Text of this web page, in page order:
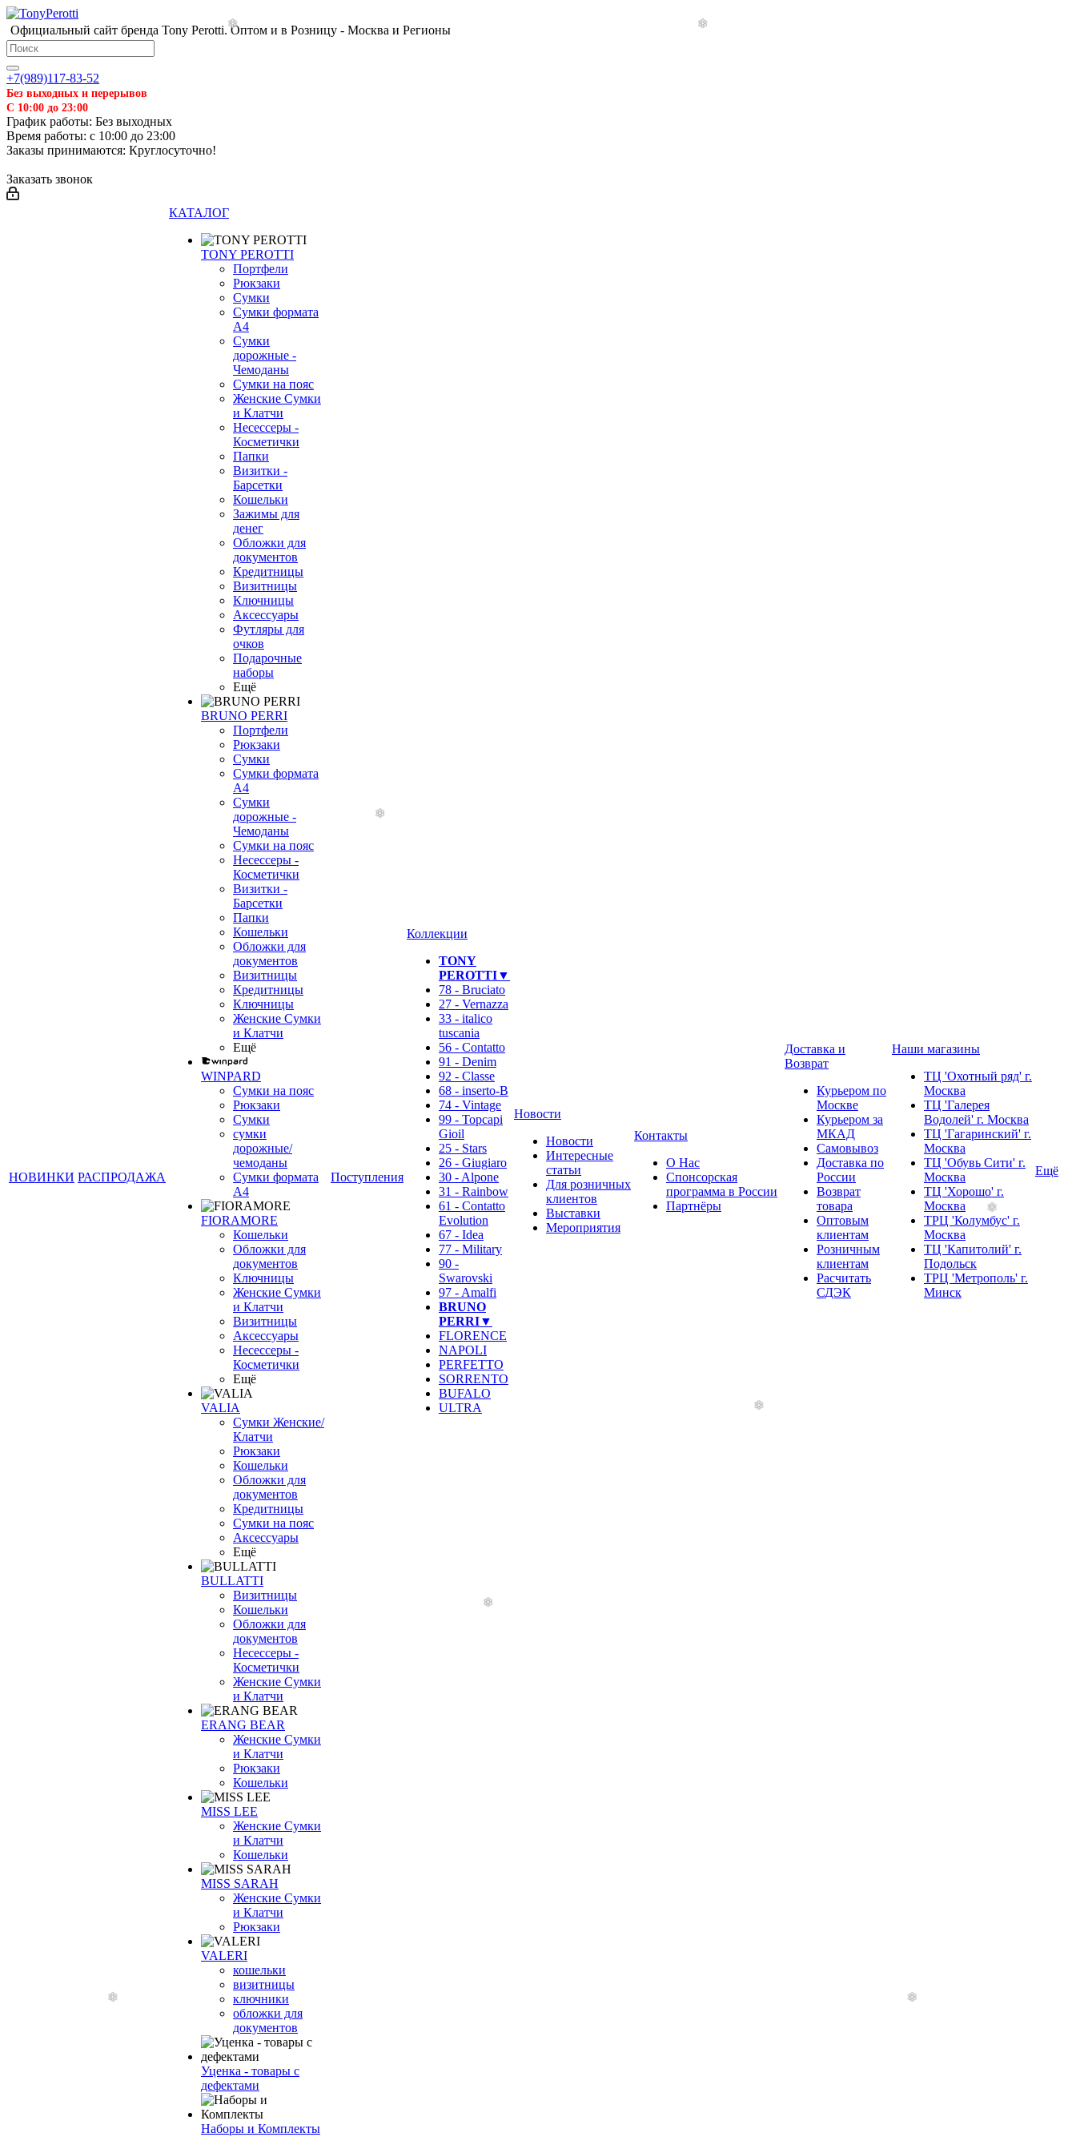
Официальный сайт бренда Tony Perotti. Оптом и в Розницу - Москва и Регионы
+7(989)117-83-52
Без выходных и перерывов
С 10:00 до 23:00
График работы: Без выходных
Время работы: с 10:00 до 23:00
Заказы принимаются: Круглосуточно!
Заказать звонок
НОВИНКИ РАСПРОДАЖА
КАТАЛОГ
TONY PEROTTI
Портфели
Рюкзаки
Сумки
Сумки формата
А4
Сумки
дорожные -
Чемоданы
Сумки на пояс
Женские Сумки
и Клатчи
Несессеры -
Косметички
Папки
Визитки -
Барсетки
Кошельки
Зажимы для
денег
Обложки для
документов
Кредитницы
Визитницы
Ключницы
Аксессуары
Футляры для
очков
Подарочные
наборы
Ещё
BRUNO PERRI
Портфели
Рюкзаки
Сумки
Сумки формата
А4
Сумки
дорожные -
Чемоданы
Сумки на пояс
Несессеры -
Косметички
Визитки -
Барсетки
Папки
Кошельки
Обложки для
документов
Визитницы
Кредитницы
Ключницы
Женские Сумки
и Клатчи
Ещё
WINPARD
Сумки на пояс
Рюкзаки
Сумки
сумки
дорожные/
чемоданы
Сумки формата
А4
FIORAMORE
Кошельки
Обложки для
документов
Ключницы
Женские Сумки
и Клатчи
Визитницы
Аксессуары
Несессеры -
Косметички
Ещё
VALIA
Сумки Женские/
Клатчи
Рюкзаки
Кошельки
Обложки для
документов
Кредитницы
Сумки на пояс
Аксессуары
Ещё
BULLATTI
Визитницы
Кошельки
Обложки для
документов
Несессеры -
Косметички
Женские Сумки
и Клатчи
ERANG BEAR
Женские Сумки
и Клатчи
Рюкзаки
Кошельки
MISS LEE
Женские Сумки
и Клатчи
Кошельки
MISS SARAH
Женские Сумки
и Клатчи
Рюкзаки
VALERI
кошельки
визитницы
ключники
обложки для
документов
Уценка - товары с
дефектами
Наборы и Комплекты
Поступления
Коллекции
TONY
PEROTTI▼
78 - Bruciato
27 - Vernazza
33 - italico
tuscania
56 - Contatto
91 - Denim
92 - Classe
68 - inserto-B
74 - Vintage
99 - Topcapi
Gioil
25 - Stars
26 - Giugiaro
30 - Alpone
31 - Rainbow
61 - Contatto
Evolution
67 - Idea
77 - Military
90 -
Swarovski
97 - Amalfi
BRUNO
PERRI▼
FLORENCE
NAPOLI
PERFETTO
SORRENTO
BUFALO
ULTRA
Новости
Новости
Интересные
статьи
Для розничных
клиентов
Выставки
Мероприятия
Контакты
О Нас
Спонсорская
программа в России
Партнёры
Доставка и
Возврат
Курьером по
Москве
Курьером за
МКАД
Самовывоз
Доставка по
России
Возврат
товара
Оптовым
клиентам
Розничным
клиентам
Расчитать
СДЭК
Наши магазины
ТЦ 'Охотный ряд' г.
Москва
ТЦ 'Галерея
Водолей' г. Москва
ТЦ 'Гагаринский' г.
Москва
ТЦ 'Обувь Сити' г.
Москва
ТЦ 'Хорошо' г.
Москва
ТРЦ 'Колумбус' г.
Москва
ТЦ 'Капитолий' г.
Подольск
ТРЦ 'Метрополь' г.
Минск
Ещё
❄